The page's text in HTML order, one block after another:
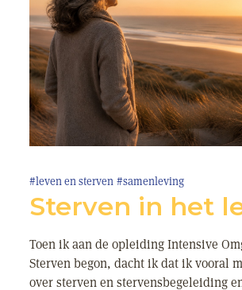
#leven en sterven #samenleving
Sterven in het
Toen ik aan de opleiding Intensive
Sterven begon, dacht ik dat ik vooral
over sterven en stervensbegeleiding